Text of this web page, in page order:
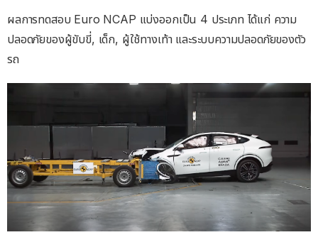
ผลการทดสอบ Euro NCAP แบ่งออกเป็น 4 ประเภท ได้แก่ ความ
ปลอดภัยของผู้ขับขี่, เด็ก, ผู้ใช้ทางเท้า และระบบความปลอดภัยของตัว
รถ